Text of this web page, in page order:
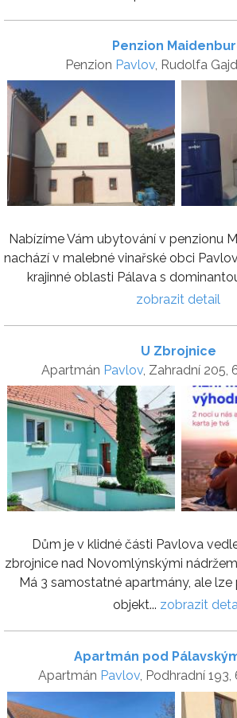
Penzion
Penzion Pavlov, Rudolfa
Nabízíme Vám ubytování v penzionu
nachází v malebné vinařské obci
krajinné oblasti Pálava s
zobrazit detail
U Zbrojnice
Apartmán Pavlov, Zahradní 205,
Dům je v klidné části Pavlova
zbrojnice nad Novomlýnskými
Má 3 samostatné apartmány, ale
objekt... zobrazit
Apartmán pod
Apartmán Pavlov, Podhradní